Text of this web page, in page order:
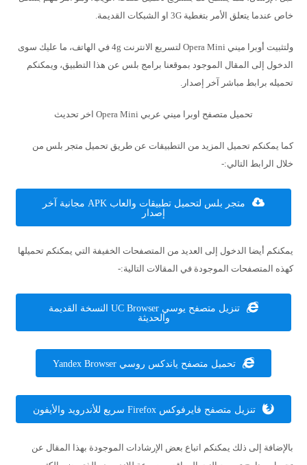
خاص عندما يتعلق الأمر بتغطية 3G او الشبكات القديمة.
ولتثبيت أوبرا ميني Opera Mini لتسريع الانترنت 4g في الهاتف، ما عليك سوى
الدخول إلى المقال الموجود بموقعنا برامج بلس عن هذا التطبيق، ويمكنكم
تحميله برابط مباشر آخر إصدار.
تحميل متصفح اوبرا ميني عربي Opera Mini اخر تحديث
كما يمكنكم تحميل المزيد من التطبيقات عن طريق تحميل متجر بلس من
خلال الرابط التالي:-
متجر بلس لتحميل تطبيقات والعاب APK مجانية آخر
إصدار
يمكنكم أيضا الدخول إلى العديد من المتصفحات الخفيفة التي يمكنكم تحميلها
كهذه المتصفحات الموجودة في المقالات التالية:-
تنزيل متصفح يوسي UC Browser النسخة القديمة
والحديثة
تحميل متصفح ياندكس روسي Yandex Browser
تنزيل متصفح فايرفوكس Firefox سريع للأندرويد والأيفون
بالإضافة إلى ذلك يمكنكم اتباع بعض الإرشادات الموجودة بهذا المقال عن